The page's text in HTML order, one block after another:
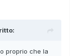
proprio che la